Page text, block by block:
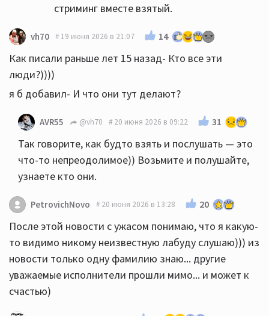
стриминг вместе взятый.
vh70 19 июня 2026 в 21:07 14
Как писали раньше лет 15 назад- Кто все эти
люди?))))
я б добавил- И что они тут делают?
AVR55 @vh70 20 июня 2026 в 09:22 31
Так говорите, как будто взять и послушать — это
что-то непреодолимое)) Возьмите и полушайте,
узнаете кто они.
PetrovichNovo 20 июня 2026 в 13:28 20
После этой новости с ужасом понимаю, что я какую-
то видимо никому неизвестную лабуду слушаю))) из
новости только одну фамилию знаю... другие
уважаемые исполнители прошли мимо... и может к
счастью)